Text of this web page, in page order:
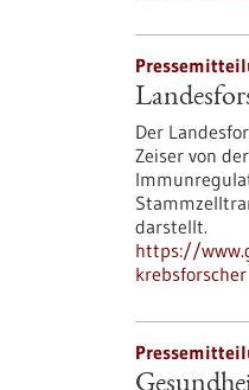
Der
Zeiser von
darstellt.
https://
krebsforscher